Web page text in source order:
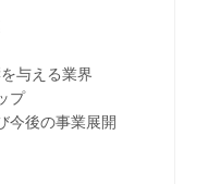
与える業界
プ
後の事業展開